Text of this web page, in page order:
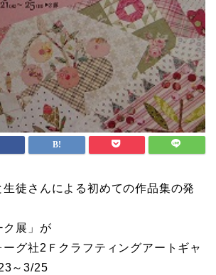
生徒さんによる初めての作品集の発
ク展」が
グ社2Ｆクラフティングアートギャ
～3/25